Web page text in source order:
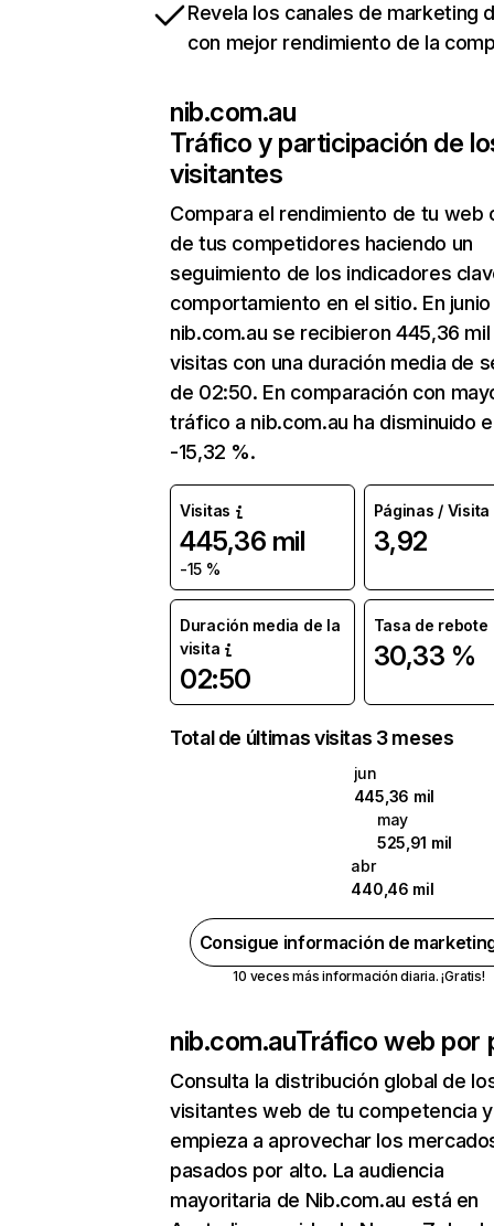
Revela los canales de marketing
con mejor rendimiento de la
nib.com.au
Tráfico y participación de
visitantes
Compara el rendimiento de tu web
de tus competidores haciendo un
seguimiento de los indicadores
comportamiento en el sitio. En junio
nib.com.au se recibieron 445,36 mil
visitas con una duración media de
de 02:50. En comparación con
tráfico a nib.com.au ha disminuido
-15,32 %.
Visitas
445,36 mil
-15 %
Páginas / Visita
3,92
Duración media de la
visita
02:50
Tasa de rebote
30,33 %
Total de últimas visitas 3 meses
jun
445,36 mil
may
525,91 mil
abr
440,46 mil
Consigue información de
10 veces más información diaria. ¡Gratis!
nib.com.auTráfico web por
Consulta la distribución global de
visitantes web de tu competencia y
empieza a aprovechar los
pasados por alto. La audiencia
mayoritaria de Nib.com.au está en